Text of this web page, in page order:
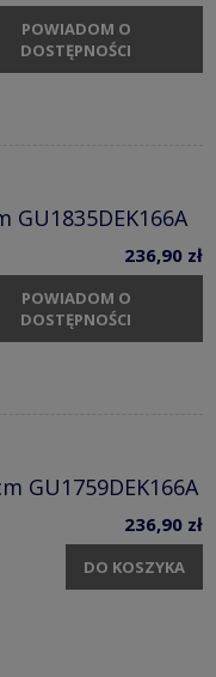
POWIADOM O
DOSTĘPNOŚCI
GU1835DEK166A
236,90 zł
POWIADOM O
DOSTĘPNOŚCI
GU1759DEK166A
236,90 zł
DO KOSZYKA